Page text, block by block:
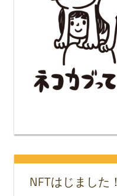
NFTはじました！